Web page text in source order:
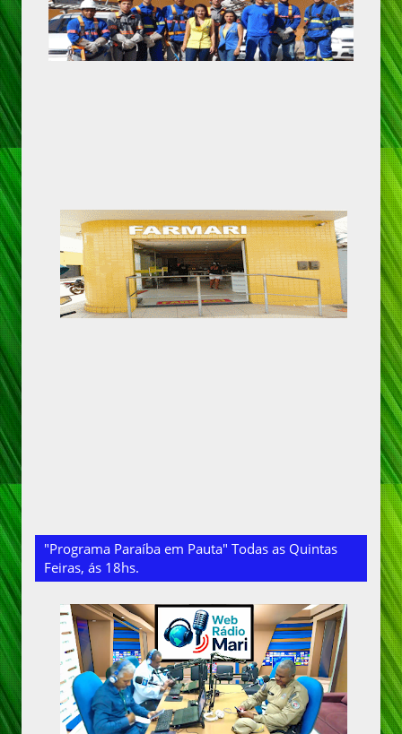
"Programa Paraíba em Pauta" Todas as Quintas
Feiras, ás 18hs.